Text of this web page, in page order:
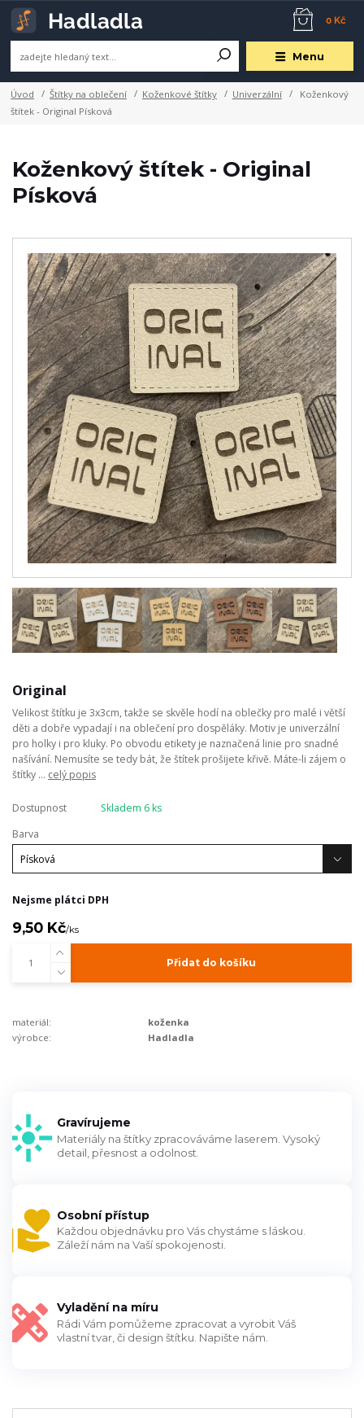
Menu
0 Kč
Úvod Štítky na oblečení Koženkové štítky Univerzální
Koženkový
štítek - Original Písková
Koženkový štítek - Original
Písková
Original
Velikost štítku je 3x3cm, takže se skvěle hodí na oblečky pro malé i větší
děti a dobře vypadají i na oblečení pro dospěláky. Motiv je univerzální
pro holky i pro kluky. Po obvodu etikety je naznačená linie pro snadné
našívání. Nemusíte se tedy bát, že štítek prošijete křivě. Máte-li zájem o
štítky ... celý popis
Dostupnost
Skladem 6 ks
Barva
Nejsme plátci DPH
9,50 Kč/ks
Přidat do košíku
materiál:
koženka
výrobce:
Hadladla
Gravírujeme
Materiály na štítky zpracováváme laserem. Vysoký
detail, přesnost a odolnost.
Osobní přístup
Každou objednávku pro Vás chystáme s láskou.
Záleží nám na Vaší spokojenosti.
Vyladění na míru
Rádi Vám pomůžeme zpracovat a vyrobit Váš
vlastní tvar, či design štítku. Napište nám.